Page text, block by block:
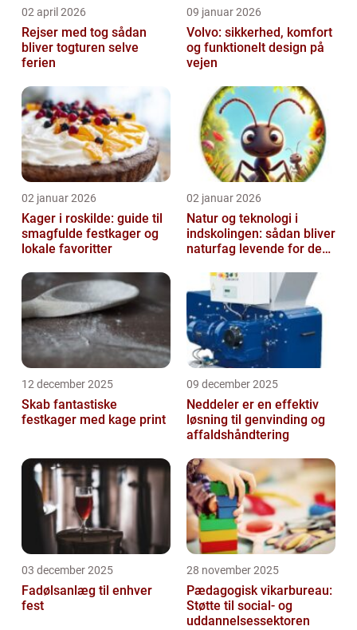
02 april 2026
Rejser med tog sådan
bliver togturen selve
ferien
09 januar 2026
Volvo: sikkerhed, komfort
og funktionelt design på
vejen
02 januar 2026
Kager i roskilde: guide til
smagfulde festkager og
lokale favoritter
02 januar 2026
Natur og teknologi i
indskolingen: sådan bliver
naturfag levende for de
12 december 2025
Skab fantastiske
festkager med kage print
09 december 2025
Neddeler er en effektiv
løsning til genvinding og
affaldshåndtering
03 december 2025
Fadølsanlæg til enhver
fest
28 november 2025
Pædagogisk vikarbureau:
Støtte til social- og
uddannelsessektoren